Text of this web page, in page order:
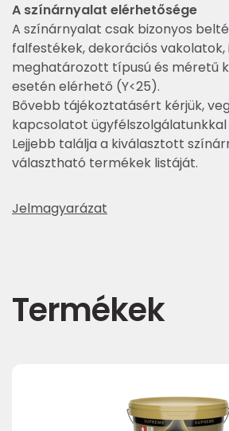
A színárnyalat elérhetősége
A színárnyalat csak bizonyos
falfestékek, dekorációs vakolatok,
meghatározott típusú és méretű
esetén elérhető (Y<25).
Bővebb tájékoztatásért kérjük,
kapcsolatot ügyfélszolgálatunkkal
Lejjebb találja a kiválasztott
választható termékek listáját.
Jelmagyarázat
Termékek